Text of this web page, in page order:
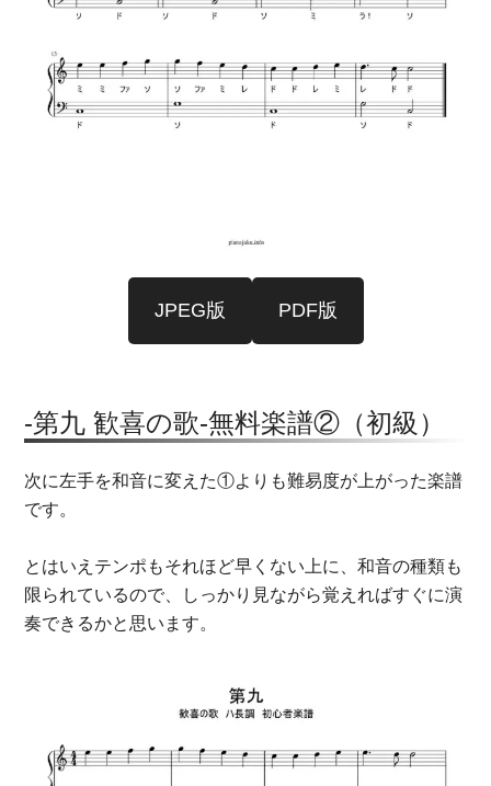
JPEG版 PDF版
-第九 歓喜の歌-無料楽譜②（初級）
次に左手を和音に変えた①よりも難易度が上がった楽譜
です。
とはいえテンポもそれほど早くない上に、和音の種類も
限られているので、しっかり見ながら覚えればすぐに演
奏できるかと思います。